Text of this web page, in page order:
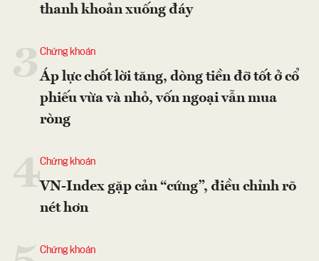
thanh khoản xuống đáy
Chứng khoán
Áp lực chốt lời tăng, dòng tiền đỡ tốt ở cổ
phiếu vừa và nhỏ, vốn ngoại vẫn mua
ròng
4Chứng khoán
VN-Index gặp cản “cứng”, điều chỉnh rõ
nét hơn
Chứng khoán